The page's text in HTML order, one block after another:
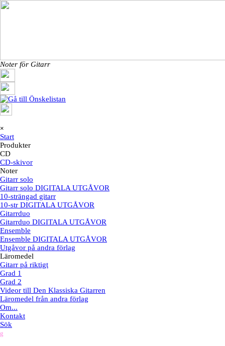
Till innehåll
Noter för Gitarr
×
Start
Produkter
CD
CD-skivor
Noter
Gitarr solo
Gitarr solo DIGITALA UTGÅVOR
10-strängad gitarr
10-str DIGITALA UTGÅVOR
Gitarrduo
Gitarrduo DIGITALA UTGÅVOR
Ensemble
Ensemble DIGITALA UTGÅVOR
Utgåvor på andra förlag
Läromedel
Gitarr på riktigt
Grad 1
Grad 2
Videor till Den Klassiska Gitarren
Läromedel från andra förlag
Om...
Kontakt
Sök
g